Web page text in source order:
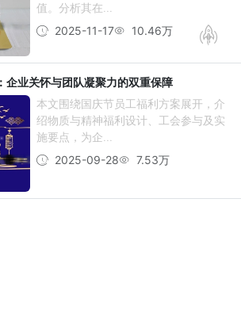
值。分析其在...
2025-11-17
10.46万
企业关怀与团队凝聚力的双重保障
本文围绕国庆节员工福利方案展开，介
绍物质与精神福利设计、工会参与及实
施要点，为企...
2025-09-28
7.53万